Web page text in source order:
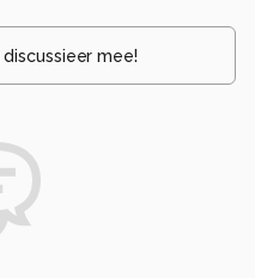
discussieer mee!